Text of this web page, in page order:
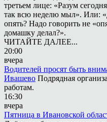
третьем лице: «Разум
так всю неделю мыл». Или:
опять? Надо говорить не
домашку делал?».
ЧИТАЙТЕ ДАЛЕЕ...
20:00
вчера
Водителей просят быть
Ивашево Подрядная
работам.
16:30
вчера
Пятница в Ивановской